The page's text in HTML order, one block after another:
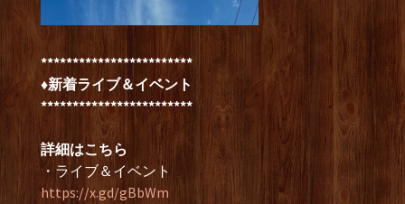
************************
♦新着ライブ＆イベント
************************
詳細はこちら
・ライブ＆イベント
https://x.gd/gBbWm